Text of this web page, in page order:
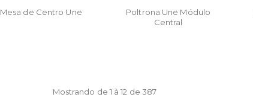
Mesa de Centro Une
Poltrona Une Módulo
Central
Mostrando de 1 à 12 de 387